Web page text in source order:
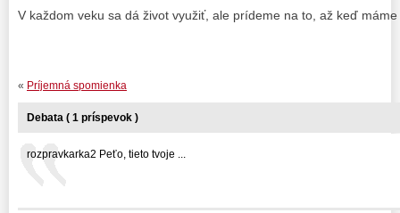
V každom veku sa dá život využiť, ale prídeme na to, až keď
« Príjemná spomienka
Debata ( 1 príspevok )
rozpravkarka2 Peťo, tieto tvoje ...